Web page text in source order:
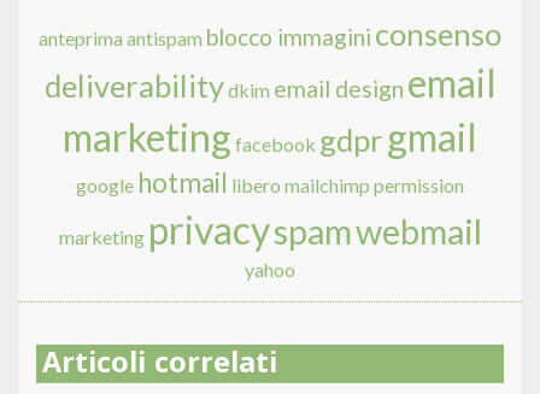
anteprima antispam blocco immagini consenso
deliverabilitydkim email design email
marketing facebook gdpr gmail
google hotmail libero mailchimp permission
marketing privacyspamwebmail
yahoo
Articoli correlati